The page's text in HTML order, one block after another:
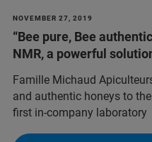
NOVEMBER 27, 2019
“Bee pure, Bee
NMR, a powerful
Famille Michaud
and authentic honeys to
first in-company laboratory